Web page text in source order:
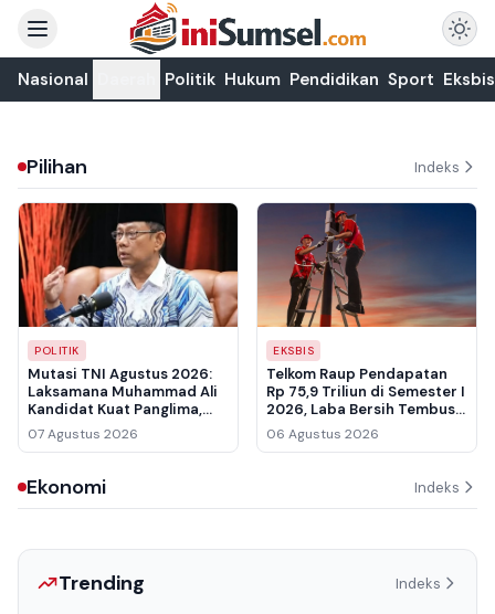
Nasional Politik Hukum Pendidikan Sport Eksbis
Pilihan Indeks
POLITIK
Mutasi TNI Agustus 2026:
Laksamana Muhammad Ali
Kandidat Kuat Panglima,
Sinyal Politik untuk Publik
07 Agustus 2026
EKSBIS
Telkom Raup Pendapatan
Rp 75,9 Triliun di Semester I
2026, Laba Bersih Tembus
Rp 10,6 Triliun
06 Agustus 2026
Ekonomi Indeks
Trending Indeks